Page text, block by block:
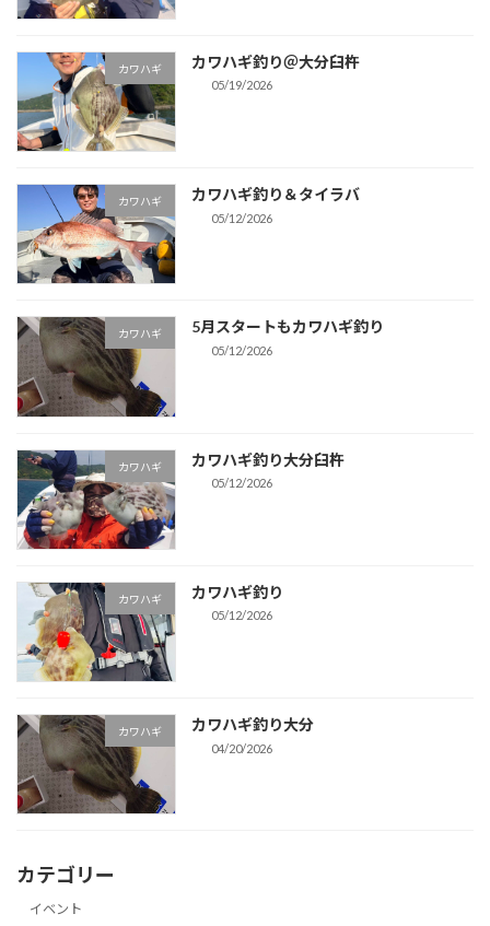
カワハギ カワハギ釣り＠大分臼杵
05/19/2026
カワハギ カワハギ釣り＆タイラバ
05/12/2026
カワハギ 5月スタートもカワハギ釣り
05/12/2026
カワハギ カワハギ釣り大分臼杵
05/12/2026
カワハギ カワハギ釣り
05/12/2026
カワハギ カワハギ釣り大分
04/20/2026
カテゴリー
イベント